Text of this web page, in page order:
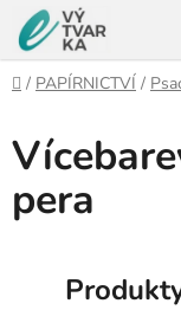
Přejít
na
obsah
Domů
/ PAPÍRNICTVÍ /
pera